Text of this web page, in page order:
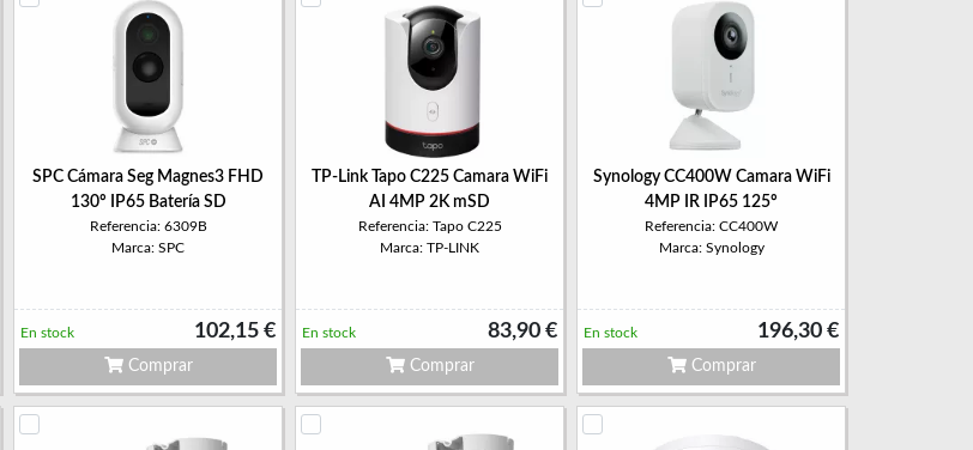
SPC Cámara Seg Magnes3 FHD
130º IP65 Batería SD
Referencia: 6309B
Marca: SPC
102,15 €
En stock
Comprar
TP-Link Tapo C225 Camara WiFi
AI 4MP 2K mSD
Referencia: Tapo C225
Marca: TP-LINK
83,90 €
En stock
Comprar
Synology CC400W Camara WiFi
4MP IR IP65 125º
Referencia: CC400W
Marca: Synology
196,30 €
En stock
Comprar